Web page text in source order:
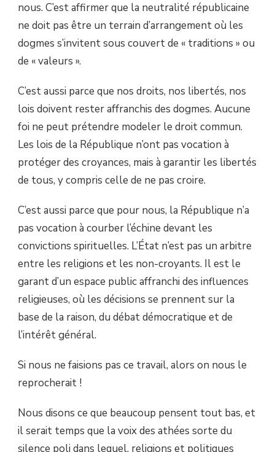
nous. C’est affirmer que la neutralité républicaine
ne doit pas être un terrain d’arrangement où les
dogmes s’invitent sous couvert de « traditions » ou
de « valeurs ».
C’est aussi parce que nos droits, nos libertés, nos
lois doivent rester affranchis des dogmes. Aucune
foi ne peut prétendre modeler le droit commun.
Les lois de la République n’ont pas vocation à
protéger des croyances, mais à garantir les libertés
de tous, y compris celle de ne pas croire.
C’est aussi parce que pour nous, la République n’a
pas vocation à courber l’échine devant les
convictions spirituelles. L’État n’est pas un arbitre
entre les religions et les non-croyants. Il est le
garant d’un espace public affranchi des influences
religieuses, où les décisions se prennent sur la
base de la raison, du débat démocratique et de
l’intérêt général.
Si nous ne faisions pas ce travail, alors on nous le
reprocherait !
Nous disons ce que beaucoup pensent tout bas, et
il serait temps que la voix des athées sorte du
silence poli dans lequel, religions et politiques